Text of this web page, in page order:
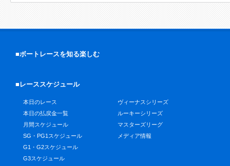
■ボートレースを知る楽しむ
■レーススケジュール
本日のレース
本日の払戻金一覧
月間スケジュール
SG・PG1スケジュール
G1・G2スケジュール
G3スケジュール
ヴィーナスシリーズ
ルーキーシリーズ
マスターズリーグ
メディア情報